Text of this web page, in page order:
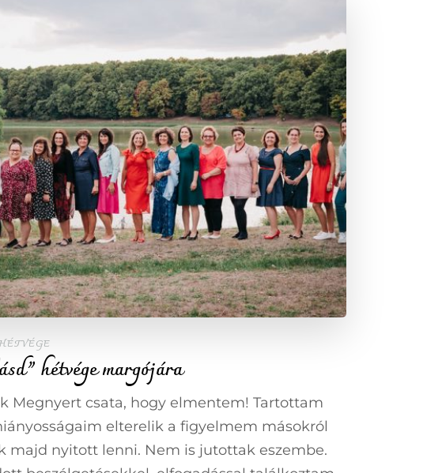
hétvége margójára
Megnyert csata, hogy elmentem! Tartottam
elterelik a figyelmem másokról
majd nyitott lenni. Nem is jutottak eszembe.